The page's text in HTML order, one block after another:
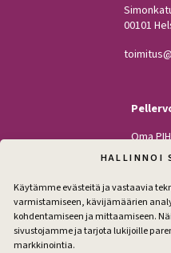
HALLINNOI
Käytämme evästeitä ja vastaavia
varmistamiseen, kävijämäärien
kohdentamiseen ja mittaamiseen.
sivustojamme ja tarjota lukijoille
markkinointia.
00101
Oma
Kodin